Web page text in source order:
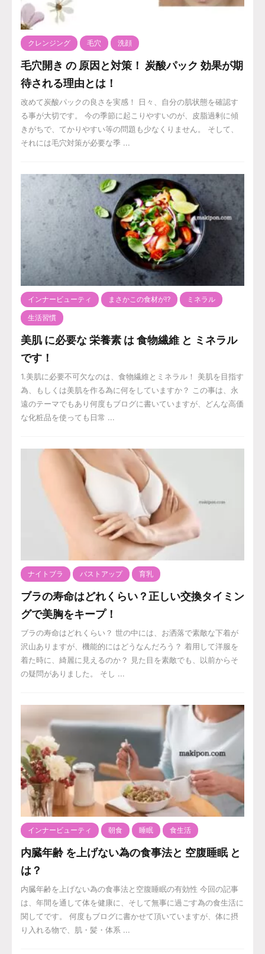
クレンジング 毛穴 洗顔
毛穴開き の 原因と対策！ 炭酸パック 効果が期
待される理由とは！
改めて炭酸パックの良さを実感！ 日々、自分の肌状態を確認す
る事が大切です。 今の季節に起こりやすいのが、皮脂過剰に傾
きがちで、てかりやすい等の問題も少なくりません。 そして、
それには毛穴対策が必要な季 ...
インナービューティ まさかこの食材が⁉️ ミネラル
生活習慣
美肌 に必要な 栄養素 は 食物繊維 と ミネラル
です！
1.美肌に必要不可欠なのは、食物繊維とミネラル！ 美肌を目指す
為、もしくは美肌を作る為に何をしていますか？ この事は、永
遠のテーマでもあり何度もブログに書いていますが、どんな高価
な化粧品を使っても日常 ...
ナイトブラ バストアップ 育乳
ブラの寿命はどれくらい？正しい交換タイミン
グで美胸をキープ！
ブラの寿命はどれくらい？ 世の中には、お洒落で素敵な下着が
沢山ありますが、機能的にはどうなんだろう？ 着用して洋服を
着た時に、綺麗に見えるのか？ 見た目を素敵でも、以前からそ
の疑問がありました。 そし ...
インナービューティ 朝食 睡眠 食生活
内臓年齢 を上げない為の食事法と 空腹睡眠 と
は？
内臓年齢を上げない為の食事法と空腹睡眠の有効性 今回の記事
は、年間を通して体を健康に、そして無事に過ごす為の食生活に
関してです。 何度もブログに書かせて頂いていますが、体に摂
り入れる物で、肌・髪・体系 ...